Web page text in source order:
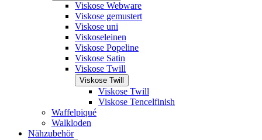
Viskose Webware
Viskose gemustert
Viskose uni
Viskoseleinen
Viskose Popeline
Viskose Satin
Viskose Twill
Viskose Twill
Viskose Twill
Viskose Tencelfinish
Waffelpiqué
Walkloden
Nähzubehör